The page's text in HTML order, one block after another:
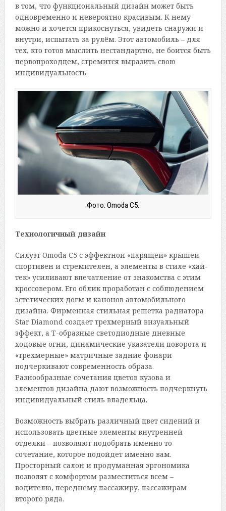
в том, что функциональный дизайн может быть
одновременно и невероятно красивым. К нему
можно и хочется прикоснуться, увидеть снаружи и
внутри, испытать за рулём. Этот автомобиль – для
тех, кто готов мыслить нестандартно, не боится быть
первопроходцем, стремится выразить свою
индивидуальность.
Фото: Omoda C5.
Технологичный дизайн
Силуэт Omoda C5 с эффектной «парящей» крышей
спортивен и стремителен, а элементы в стиле «хай-
тек» усиливают впечатление от знакомства с этим
кроссовером. Его облик проработан с соблюдением
эстетических догм и канонов автомобильного
дизайна. Фирменная стильная решетка радиатора
Star Diamond создает трехмерный визуальный
эффект, а Т-образные светодиодные дневные
ходовые огни, динамические указатели поворота и
«трехмерные» матричные задние фонари
подчеркивают современность образа.
Разнообразные сочетания цветов кузова и
элементов дизайна дают возможность подчеркнуть
индивидуальный стиль владельца.
Возможность выбрать различный цвет сидений и
использовать цветные элементы внутренней
отделки – позволяют подобрать именно то
сочетание, которое подойдет именно вам.
Просторный салон и продуманная эргономика
позволят с комфортом разместиться всем –
водителю, переднему пассажиру, пассажирам
второго ряда.